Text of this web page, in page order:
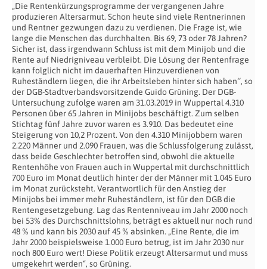
„Die Rentenkürzungsprogramme der vergangenen Jahre
produzieren Altersarmut. Schon heute sind viele Rentnerinnen
und Rentner gezwungen dazu zu verdienen. Die Frage ist, wie
lange die Menschen das durchhalten. Bis 69, 73 oder 78 Jahren?
Sicher ist, dass irgendwann Schluss ist mit dem Minijob und die
Rente auf Niedrigniveau verbleibt. Die Lösung der Rentenfrage
kann folglich nicht im dauerhaften Hinzuverdienen von
Ruheständlern liegen, die ihr Arbeitsleben hinter sich haben‘‘, so
der DGB-Stadtverbandsvorsitzende Guido Grüning. Der DGB-
Untersuchung zufolge waren am 31.03.2019 in Wuppertal 4.310
Personen über 65 Jahren in Minijobs beschäftigt. Zum selben
Stichtag fünf Jahre zuvor waren es 3.910. Das bedeutet eine
Steigerung von 10,2 Prozent. Von den 4.310 Minijobbern waren
2.220 Männer und 2.090 Frauen, was die Schlussfolgerung zulässt,
dass beide Geschlechter betroffen sind, obwohl die aktuelle
Rentenhöhe von Frauen auch in Wuppertal mit durchschnittlich
700 Euro im Monat deutlich hinter der der Männer mit 1.045 Euro
im Monat zurücksteht. Verantwortlich für den Anstieg der
Minijobs bei immer mehr Ruheständlern, ist für den DGB die
Rentengesetzgebung. Lag das Rentenniveau im Jahr 2000 noch
bei 53% des Durchschnittslohns, beträgt es aktuell nur noch rund
48 % und kann bis 2030 auf 45 % absinken. „Eine Rente, die im
Jahr 2000 beispielsweise 1.000 Euro betrug, ist im Jahr 2030 nur
noch 800 Euro wert! Diese Politik erzeugt Altersarmut und muss
umgekehrt werden“, so Grüning.